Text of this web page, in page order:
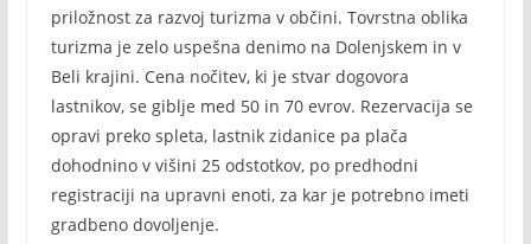
priložnost za razvoj turizma v občini. Tovrstna oblika
turizma je zelo uspešna denimo na Dolenjskem in v
Beli krajini. Cena nočitev, ki je stvar dogovora
lastnikov, se giblje med 50 in 70 evrov. Rezervacija se
opravi preko spleta, lastnik zidanice pa plača
dohodnino v višini 25 odstotkov, po predhodni
registraciji na upravni enoti, za kar je potrebno imeti
gradbeno dovoljenje.